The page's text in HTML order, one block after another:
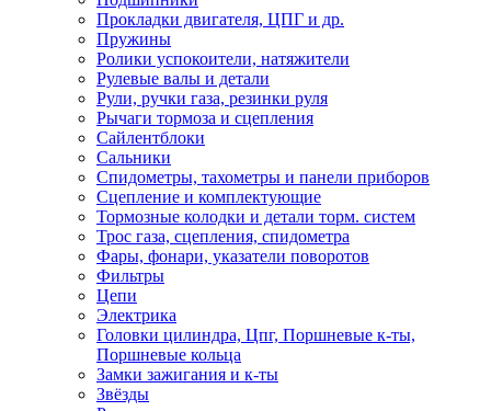
Прокладки двигателя, ЦПГ и др.
Пружины
Ролики успокоители, натяжители
Рулевые валы и детали
Рули, ручки газа, резинки руля
Рычаги тормоза и сцепления
Сайлентблоки
Сальники
Спидометры, тахометры и панели приборов
Сцепление и комплектующие
Тормозные колодки и детали торм. систем
Трос газа, сцепления, спидометра
Фары, фонари, указатели поворотов
Фильтры
Цепи
Электрика
Головки цилиндра, Цпг, Поршневые к-ты,
Поршневые кольца
Замки зажигания и к-ты
Звёзды